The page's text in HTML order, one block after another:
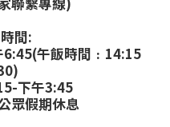
間:
午飯時間﹕14:15
下午3:45
眾假期休息